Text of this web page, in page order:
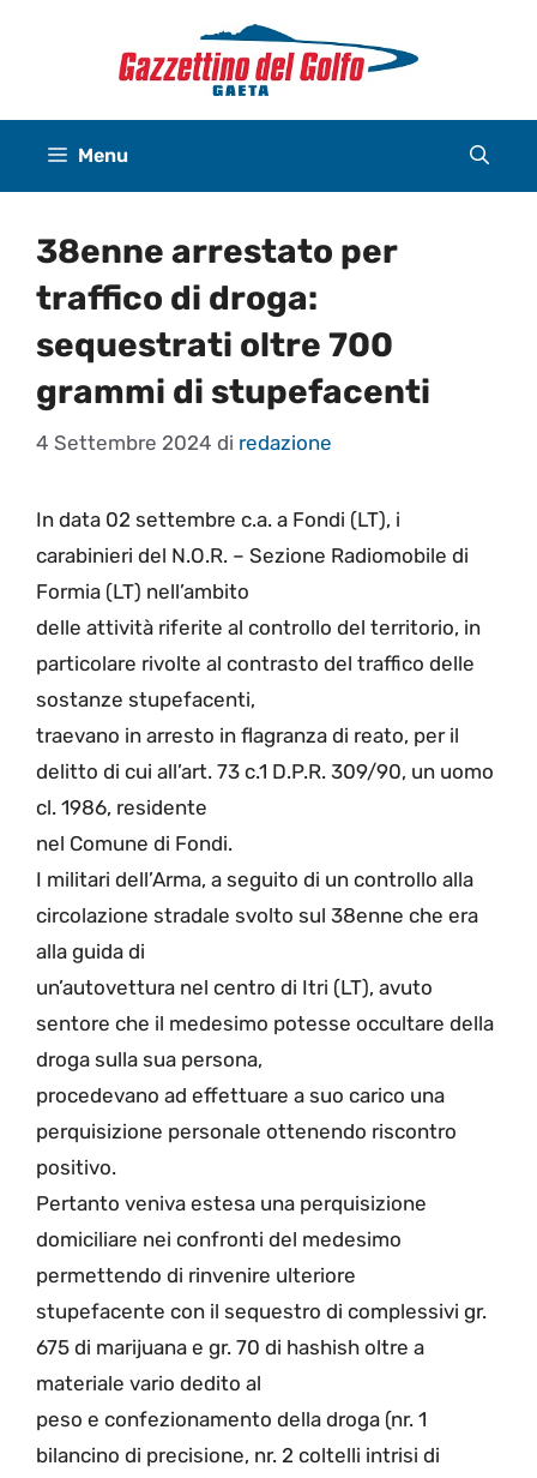
Menu
38enne arrestato per
traffico di droga:
sequestrati oltre 700
grammi di stupefacenti
4 Settembre 2024 di redazione
In data 02 settembre c.a. a Fondi (LT), i
carabinieri del N.O.R. – Sezione Radiomobile di
Formia (LT) nell’ambito
delle attività riferite al controllo del territorio, in
particolare rivolte al contrasto del traffico delle
sostanze stupefacenti,
traevano in arresto in flagranza di reato, per il
delitto di cui all’art. 73 c.1 D.P.R. 309/90, un uomo
cl. 1986, residente
nel Comune di Fondi.
I militari dell’Arma, a seguito di un controllo alla
circolazione stradale svolto sul 38enne che era
alla guida di
un’autovettura nel centro di Itri (LT), avuto
sentore che il medesimo potesse occultare della
droga sulla sua persona,
procedevano ad effettuare a suo carico una
perquisizione personale ottenendo riscontro
positivo.
Pertanto veniva estesa una perquisizione
domiciliare nei confronti del medesimo
permettendo di rinvenire ulteriore
stupefacente con il sequestro di complessivi gr.
675 di marijuana e gr. 70 di hashish oltre a
materiale vario dedito al
peso e confezionamento della droga (nr. 1
bilancino di precisione, nr. 2 coltelli intrisi di